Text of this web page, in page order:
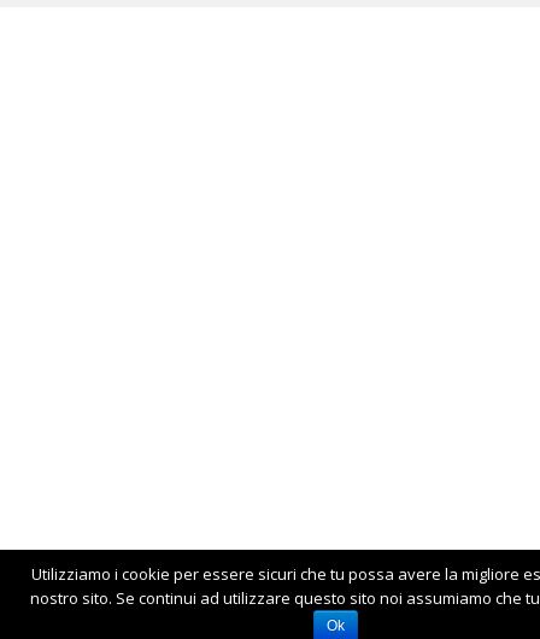
Utilizziamo i cookie per essere sicuri che tu possa avere la migliore
nostro sito. Se continui ad utilizzare questo sito noi assumiamo che
Ok